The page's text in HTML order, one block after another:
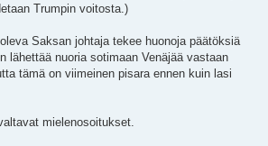
Trumpin voitosta.)
Saksan johtaja tekee huonoja päätöksiä
lähettää nuoria sotimaan Venäjää vastaan
tämä on viimeinen pisara ennen kuin lasi
mielenosoitukset.